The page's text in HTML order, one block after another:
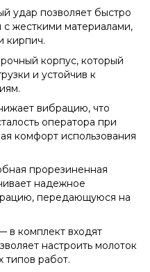
удар позволяет быстро
с жесткими материалами,
кирпич.
корпус, который
и устойчив к
вибрацию, что
оператора при
комфорт использования
прорезиненная
надежное
передающуюся на
в комплект входят
настроить молоток
типов работ.